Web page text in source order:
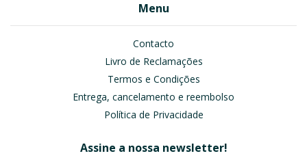
Menu
Contacto
Livro de Reclamações
Termos e Condições
Entrega, cancelamento e reembolso
Política de Privacidade
Assine a nossa newsletter!